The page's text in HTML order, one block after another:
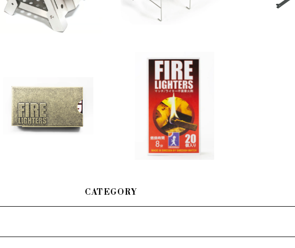
FIRELIGHTERS SLEEVE CAS
E / ファイヤーライターズ スリ
ーブ ケース 真鍮
¥2,750
SOLD OUT
FIRE LIGHTERS / ファイヤー
ライターズ
¥770
CATEGORY